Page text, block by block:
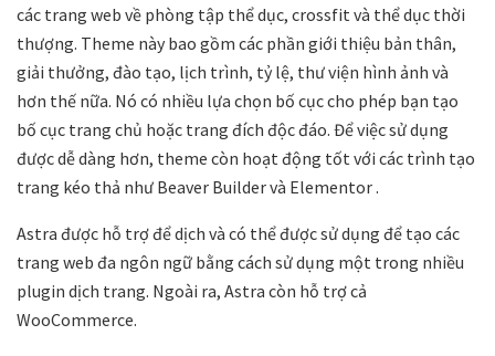
các trang web về phòng tập thể dục, crossfit và thể dục thời
thượng. Theme này bao gồm các phần giới thiệu bản thân,
giải thưởng, đào tạo, lịch trình, tỷ lệ, thư viện hình ảnh và
hơn thế nữa. Nó có nhiều lựa chọn bố cục cho phép bạn tạo
bố cục trang chủ hoặc trang đích độc đáo. Để việc sử dụng
được dễ dàng hơn, theme còn hoạt động tốt với các trình tạo
trang kéo thả như Beaver Builder và Elementor .
Astra được hỗ trợ để dịch và có thể được sử dụng để tạo các
trang web đa ngôn ngữ bằng cách sử dụng một trong nhiều
plugin dịch trang. Ngoài ra, Astra còn hỗ trợ cả
WooCommerce.